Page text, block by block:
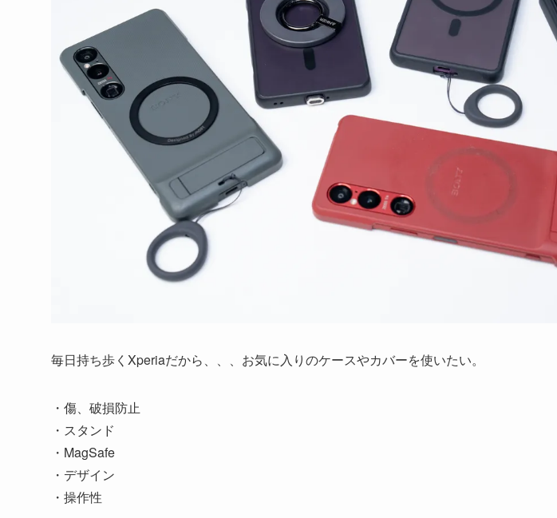
毎日持ち歩くXperiaだから、、、お気に入りのケースやカバーを使いたい。
・傷、破損防止
・スタンド
・MagSafe
・デザイン
・操作性